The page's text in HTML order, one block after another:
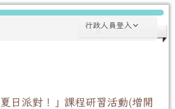
行政人員登入
日派對！」課程研習活動(增開